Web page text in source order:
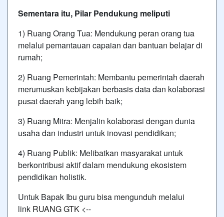
Sementara itu, Pilar Pendukung meliputi
1) Ruang Orang Tua: Mendukung peran orang tua
melalui pemantauan capaian dan bantuan belajar di
rumah;
2) Ruang Pemerintah: Membantu pemerintah daerah
merumuskan kebijakan berbasis data dan kolaborasi
pusat daerah yang lebih baik;
3) Ruang Mitra: Menjalin kolaborasi dengan dunia
usaha dan industri untuk inovasi pendidikan;
4) Ruang Publik: Melibatkan masyarakat untuk
berkontribusi aktif dalam mendukung ekosistem
pendidikan holistik.
Untuk Bapak Ibu guru bisa mengunduh melalui
link RUANG GTK <--